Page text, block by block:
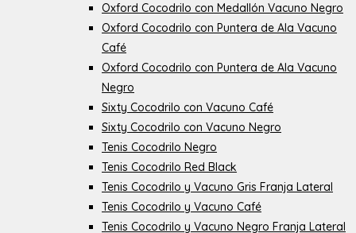
Oxford Cocodrilo con Medallón Vacuno Negro
Oxford Cocodrilo con Puntera de Ala Vacuno
Café
Oxford Cocodrilo con Puntera de Ala Vacuno
Negro
Sixty Cocodrilo con Vacuno Café
Sixty Cocodrilo con Vacuno Negro
Tenis Cocodrilo Negro
Tenis Cocodrilo Red Black
Tenis Cocodrilo y Vacuno Gris Franja Lateral
Tenis Cocodrilo y Vacuno Café
Tenis Cocodrilo y Vacuno Negro Franja Lateral